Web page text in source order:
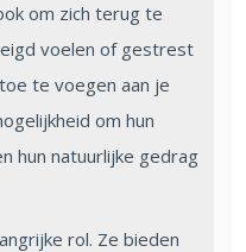
om zich terug te
voelen of gestrest
te voegen aan je
om hun
hun natuurlijke gedrag
rol. Ze bieden